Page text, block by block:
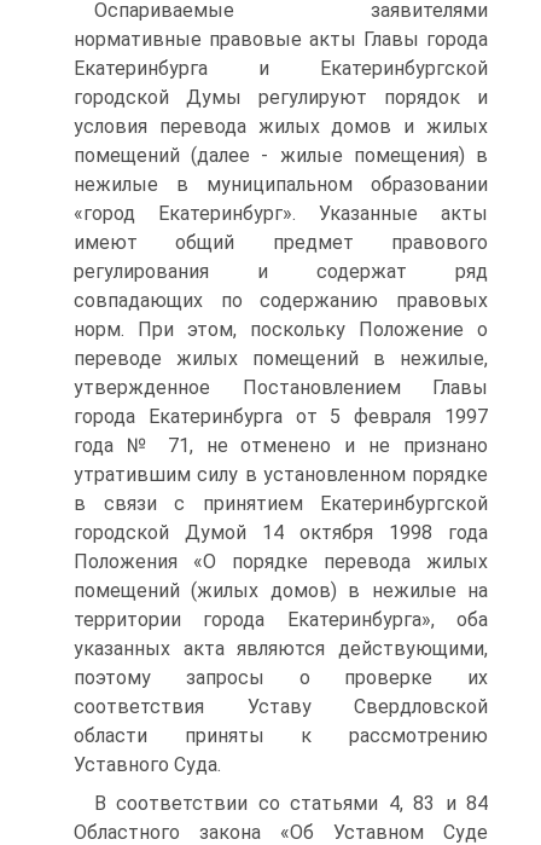
Оспариваемые заявителями
нормативные правовые акты Главы города
Екатеринбурга и Екатеринбургской
городской Думы регулируют порядок и
условия перевода жилых домов и жилых
помещений (далее - жилые помещения) в
нежилые в муниципальном образовании
«город Екатеринбург». Указанные акты
имеют общий предмет правового
регулирования и содержат ряд
совпадающих по содержанию правовых
норм. При этом, поскольку Положение о
переводе жилых помещений в нежилые,
утвержденное Постановлением Главы
города Екатеринбурга от 5 февраля 1997
года № 71, не отменено и не признано
утратившим силу в установленном порядке
в связи с принятием Екатеринбургской
городской Думой 14 октября 1998 года
Положения «О порядке перевода жилых
помещений (жилых домов) в нежилые на
территории города Екатеринбурга», оба
указанных акта являются действующими,
поэтому запросы о проверке их
соответствия Уставу Свердловской
области приняты к рассмотрению
Уставного Суда.
В соответствии со статьями 4, 83 и 84
Областного закона «Об Уставном Суде